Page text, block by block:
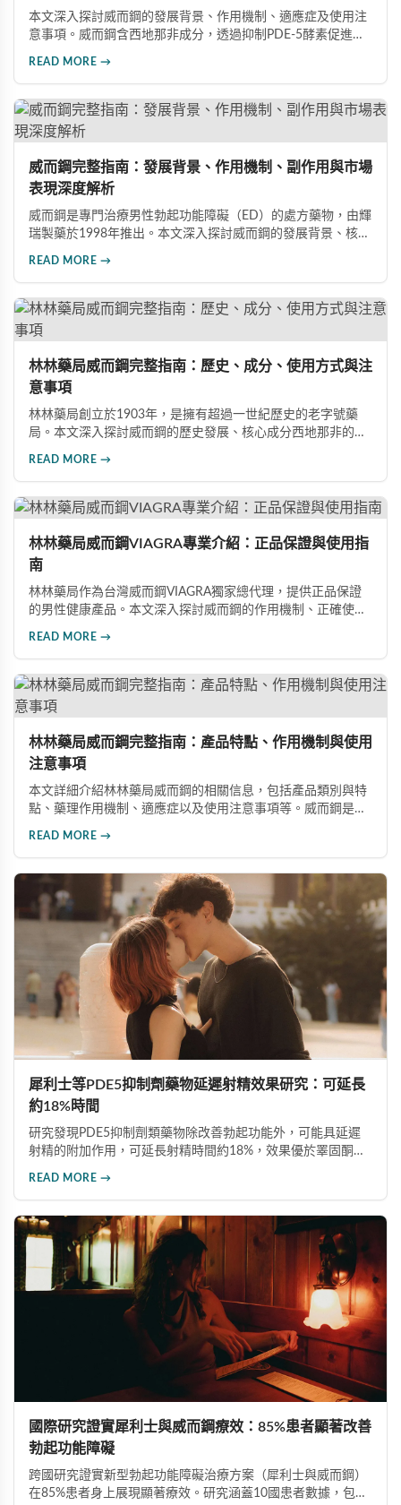
本文深入探討威而鋼的發展背景、作用機制、適應症及使用注
意事項。威而鋼含西地那非成分，透過抑制PDE-5酵素促進血
READ MORE →
威而鋼完整指南：發展背景、作用機制、副作用與市場
表現深度解析
威而鋼是專門治療男性勃起功能障礙（ED）的處方藥物，由輝
瑞製藥於1998年推出。本文深入探討威而鋼的發展背景、核心
這款革命性藥品。
READ MORE →
林林藥局威而鋼完整指南：歷史、成分、使用方式與注
意事項
林林藥局創立於1903年，是擁有超過一世紀歷史的老字號藥
局。本文深入探討威而鋼的歷史發展、核心成分西地那非的作
全面瞭解並安全使用相關產品。
READ MORE →
林林藥局威而鋼VIAGRA專業介紹：正品保證與使用指
南
林林藥局作為台灣威而鋼VIAGRA獨家總代理，提供正品保證
的男性健康產品。本文深入探討威而鋼的作用機制、正確使用
擇。
READ MORE →
林林藥局威而鋼完整指南：產品特點、作用機制與使用
注意事項
本文詳細介紹林林藥局威而鋼的相關信息，包括產品類別與特
點、藥理作用機制、適應症以及使用注意事項等。威而鋼是口
高用藥安全意識。
READ MORE →
犀利士等PDE5抑制劑藥物延遲射精效果研究：可延長
約18%時間
研究發現PDE5抑制劑類藥物除改善勃起功能外，可能具延遲
射精的附加作用，可延長射精時間約18%，效果優於睪固酮補
物。
READ MORE →
國際研究證實犀利士與威而鋼療效：85%患者顯著改善
勃起功能障礙
跨國研究證實新型勃起功能障礙治療方案（犀利士與威而鋼）
在85%患者身上展現顯著療效。研究涵蓋10國患者數據，包含